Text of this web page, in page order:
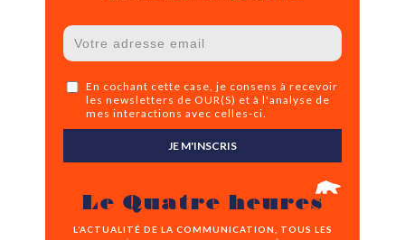
En cochant cette case, je consens à recevoir
les newsletters de OUR(S) et à l'analyse de
mes interactions avec celles-ci.
JE M'INSCRIS
Le Quatre heures
L’ACTUALITÉ DE LA COMMUNICATION, TOUS LES